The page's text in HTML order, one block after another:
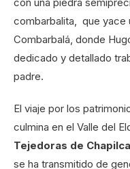
con una piedra
combarbalita, que yace
Combarbalá, donde
dedicado y detallado
padre.
El viaje por los
culmina en el Valle del
Tejedoras de Chapilca
se ha transmitido de